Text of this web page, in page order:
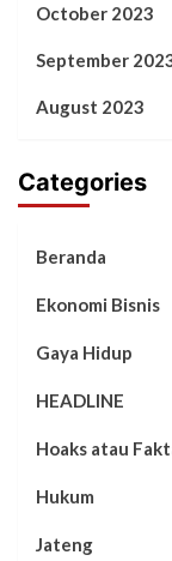
October 2023
September
August 2023
Categories
Beranda
Ekonomi Bisnis
Gaya Hidup
HEADLINE
Hoaks atau
Hukum
Jateng